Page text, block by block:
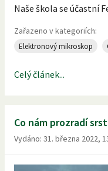
Naše škola se účastní
Zařazeno v kategoriích:
Elektronový mikroskop
Celý článek...
Co nám prozradí
Vydáno: 31. března 2022,